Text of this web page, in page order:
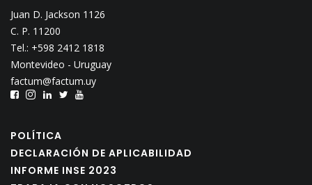
Juan D. Jackson 1126
C. P. 11200
Tel.: +598 2412 1818
Montevideo - Uruguay
factum@factum.uy
POLÍTICA
DECLARACIÓN DE APLICABILIDAD
INFORME INSE 2023